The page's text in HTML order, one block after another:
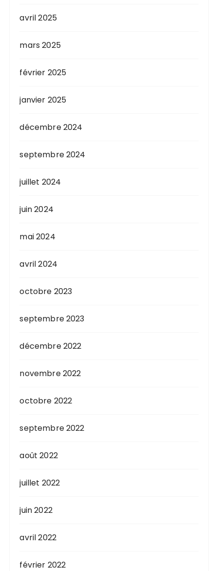
avril 2025
mars 2025
février 2025
janvier 2025
décembre 2024
septembre 2024
juillet 2024
juin 2024
mai 2024
avril 2024
octobre 2023
septembre 2023
décembre 2022
novembre 2022
octobre 2022
septembre 2022
août 2022
juillet 2022
juin 2022
avril 2022
février 2022